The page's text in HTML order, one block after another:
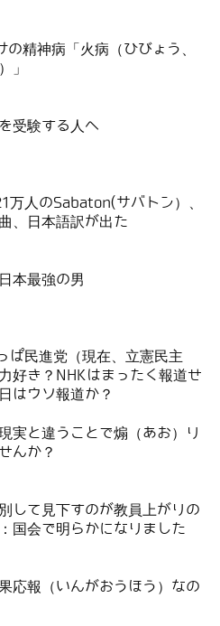
の精神病「火病（ひびょう、
」
受験する人へ
万人のSabaton(サバトン）、
、日本語訳が出た
本最強の男
ぱ民進党（現在、立憲民主
好き？NHKはまったく報道せ
はウソ報道か？
実と違うことで煽（あお）り
んか？
して見下すのが教員上がりの
国会で明らかになりました
応報（いんがおうほう）なの